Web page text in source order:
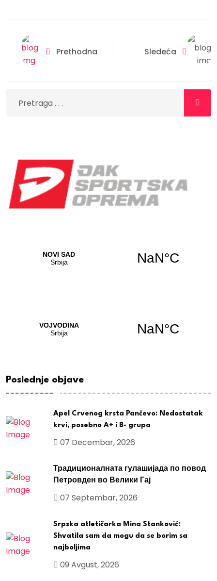
Prethodna Sledeća
Poslednje objave
Apel Crvenog krsta Pančevo: Nedostatak
krvi, posebno A+ i B- grupa
07 Decembar, 2026
Традиционалната гулашијада по повод
Петровден во Велики Гај
07 Septembar, 2026
Srpska atletičarka Mina Stanković:
Shvatila sam da mogu da se borim sa
najboljima
09 Avgust, 2026